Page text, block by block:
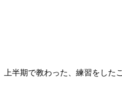
上半期で教わった、練習をした